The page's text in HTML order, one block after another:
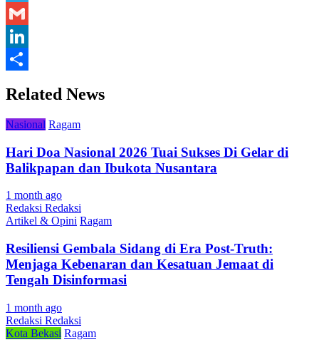
Telegram
Gmail
LinkedIn
Related News
Nasional Ragam
Hari Doa Nasional 2026 Tuai Sukses Di Gelar di
Balikpapan dan Ibukota Nusantara
1 month ago
Redaksi Redaksi
Artikel & Opini Ragam
Resiliensi Gembala Sidang di Era Post-Truth:
Menjaga Kebenaran dan Kesatuan Jemaat di
Tengah Disinformasi
1 month ago
Redaksi Redaksi
Kota Bekasi Ragam